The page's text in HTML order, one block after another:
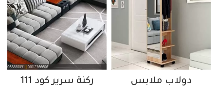
دولاب ملابس
ركنة سرير كود 111